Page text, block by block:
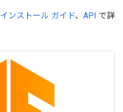
インストール ガイド、 API で詳